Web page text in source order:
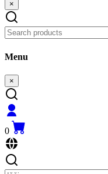
×
Menu
×
0